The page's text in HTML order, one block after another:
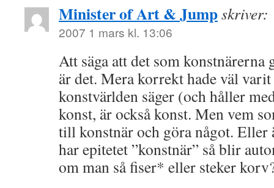
Minister of Art & Jumpskriver:
2007 1 mars kl. 13:06
Att säga att det som
är det. Mera korrekt hade väl varit
konstvärlden säger (och håller
konst, är också konst. Men vem
till konstnär och göra något. Eller
har epitetet ”konstnär” så blir
om man så fiser* eller steker